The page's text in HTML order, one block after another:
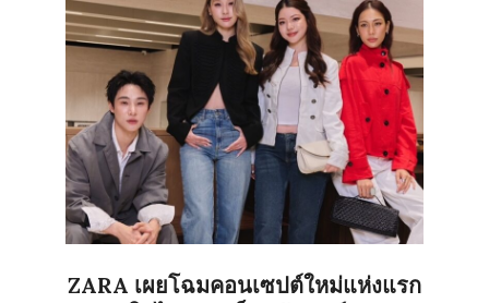
ZARA เผยโฉมคอนเซปต์ใหม่แห่งแรก